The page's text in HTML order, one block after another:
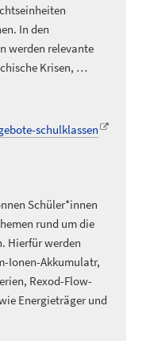
In den
werden relevante
Krisen, …
schulklassen
Schüler*innen
rund um die
Hierfür werden
Ionen-Akkumulatr,
Rexod-Flow-
Energieträger und